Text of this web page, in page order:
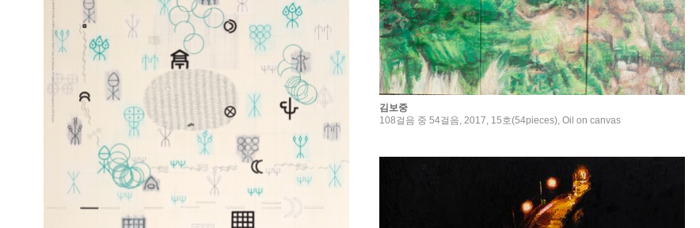
김보중
108걸음 중 54걸음, 2017, 15호(54pieces), Oil on canvas